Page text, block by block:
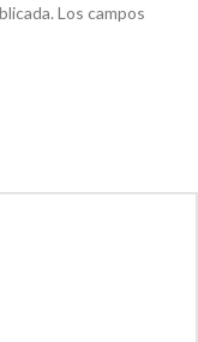
Los campos